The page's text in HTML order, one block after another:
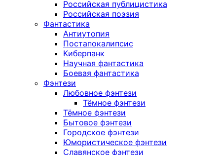
Российская публицистика
Российская поэзия
Фантастика
Антиутопия
Постапокалипсис
Киберпанк
Научная фантастика
Боевая фантастика
Фэнтези
Любовное фэнтези
Тёмное фэнтези
Тёмное фэнтези
Бытовое фэнтези
Городское фэнтези
Юмористическое фэнтези
Славянское фэнтези